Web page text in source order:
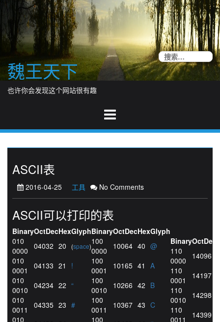
content
魏王天下
也许你会发现这个网站很有趣
搜
ASCII表
2016-04-25 工具 No Comments
ASCII可以打印的表
BinaryOctDecHexGlyph
010
0000
04032 20 (space)
010
0001
04133 21
!
010
0010
04234 22 “
010
0011
04335 23 #
010
BinaryOctDecHexGlyph
100
0000
10064 40 @
100
0001
10165 41
A
100
0010
10266 42 B
100
0011
10367 43 C
100
BinaryOctDec
110
0000
14096
110
0001
14197
110
0010
14298
110
0011
14399